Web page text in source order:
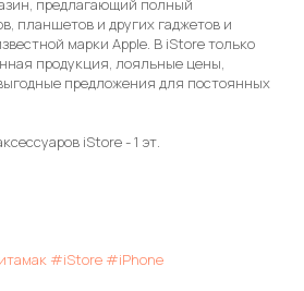
предлагающий полный
планшетов и других гаджетов и
марки Apple. В iStore только
продукция, лояльные цены,
предложения для постоянных
iStore - 1 эт.
#iStore #iPhone